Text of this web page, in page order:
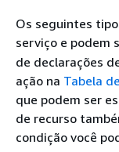
Os seguintes
serviço e podem
de declarações
ação na Tabela
que podem ser
de recurso
condição você